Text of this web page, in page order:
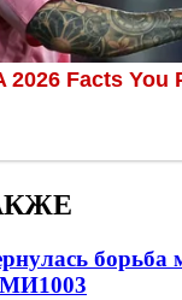
борьба
1003